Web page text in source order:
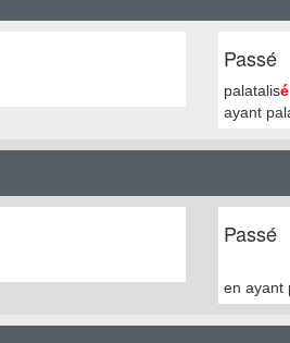
Passé
palatalisé
ayant
Passé
en ayant